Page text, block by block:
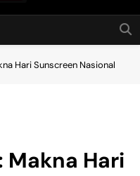
Hari Sunscreen Nasional
Makna Hari